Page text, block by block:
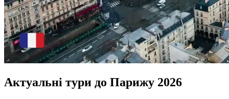
Актуальні тури до Парижу 2026